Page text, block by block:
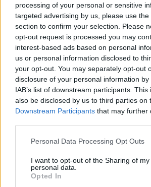
processing of your personal or sensitive
targeted advertising by us, please use
section to confirm your selection. Please
opt-out request is processed you may
interest-based ads based on personal
us or personal information disclosed to
your opt-out. You may separately opt-out
disclosure of your personal information
IAB’s list of downstream participants.
also be disclosed by us to third parties on
Downstream Participants that may further
Please note that this website/app uses
not limited to your visit or usage
grant or deny consent to Google and its
use your data for below specified
Personal Data Processing Opt Outs
I want to opt-out of the Sharing of my
personal data.
Opted In
Azért más élményeket is szereztem
és ezek alapján nagy
Modern Warfare 3 is egy Call of
méghozzá egy olyan, ami a
megfelelően kiváltja majd a
újításaival, és elég feladattal látja el
Gamest, az Infinity Wardot, vagy épp
az Activision a következő egy évben.
Átcímkézett termék
Megmosolyogtató, hogy a bétát
lehet elindítani, sőt, annak kvázi